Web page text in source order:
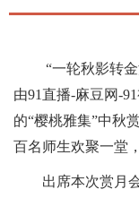
“一轮秋影转
由91直播-麻豆网-
的“樱桃雅集”中秋
百名师生欢聚一堂
出席本次赏月